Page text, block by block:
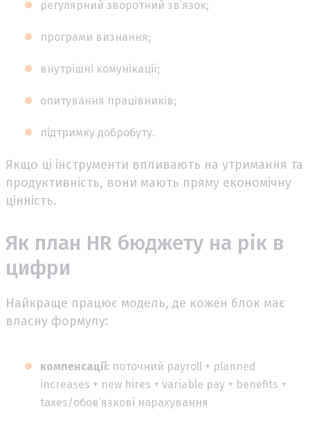
регулярний зворотний зв’язок;
програми визнання;
внутрішні комунікації;
опитування працівників;
підтримку добробуту.
Якщо ці інструменти впливають на утримання та
продуктивність, вони мають пряму економічну
цінність.
Як план HR бюджету на рік в
цифри
Найкраще працює модель, де кожен блок має
власну формулу:
компенсації: поточний payroll + planned
increases + new hires + variable pay + benefits +
taxes/обов’язкові нарахування